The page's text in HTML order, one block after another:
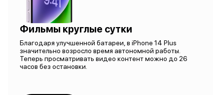
Фильмы круглые сутки
Благодаря улучшенной батареи, в iPhone 14 Plus
значительно возросло время автономной работы.
Теперь просматривать видео контент можно до 26
часов без остановки.